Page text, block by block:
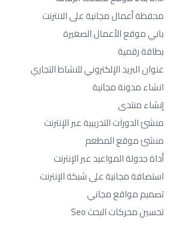
محفظة أعمال مجانية على الانترنت
باني موقع الأعمال الصغيرة
بطاقة رقمية
عنوان البريد الإلكتروني للنشاط التجاري
انشاء مدونة مجانية
إنشاء منتدى
منشئ الدورات التدريبية عبر الإنترنت
منشئ موقع المطعم
أداة جدولة المواعيد عبر الإنترنت
استضافة مجانية على شبكة الإنترنت
تصميم مواقع مجاني
تحسين محركات البحث Seo​